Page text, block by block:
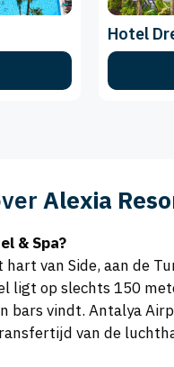
Hotel
Alexia
& Spa?
van Side, aan de
ligt op slechts 150
bars vindt. Antalya
van de